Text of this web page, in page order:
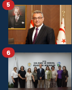
5
6